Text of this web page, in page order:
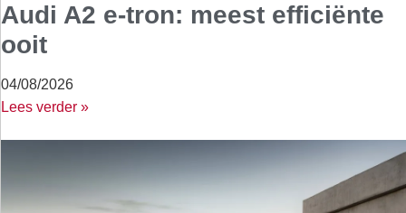
Audi A2 e-tron: meest efficiënte
ooit
04/08/2026
Lees verder »